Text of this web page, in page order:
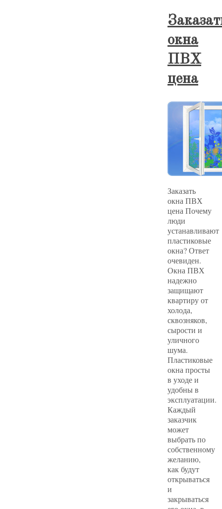
окна
ПВХ
цена
Заказать
окна ПВХ
цена Почему
люди
устанавливают
пластиковые
окна? Ответ
очевиден.
Окна ПВХ
надежно
защищают
квартиру от
холода,
сквозняков,
сырости и
уличного
шума.
Пластиковые
окна просты
в уходе и
удобны в
эксплуатации.
Каждый
заказчик
может
выбрать по
собственному
желанию,
как будут
открываться
и
закрываться